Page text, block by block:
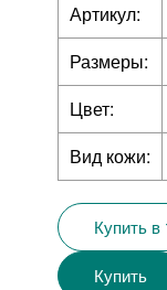
Артикул:
Размеры:
Цвет:
Вид кожи:
Купить в
Купить